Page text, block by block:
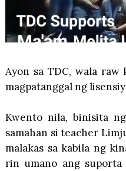
Ayon sa TDC, wala
magpatanggal ng
Kwento nila, binisita
samahan si teacher
malakas sa kabila ng
rin umano ang suporta